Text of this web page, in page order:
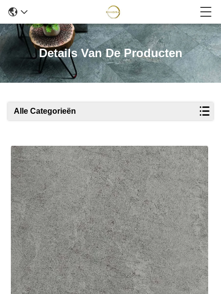
Details Van De Producten
Alle Categorieën